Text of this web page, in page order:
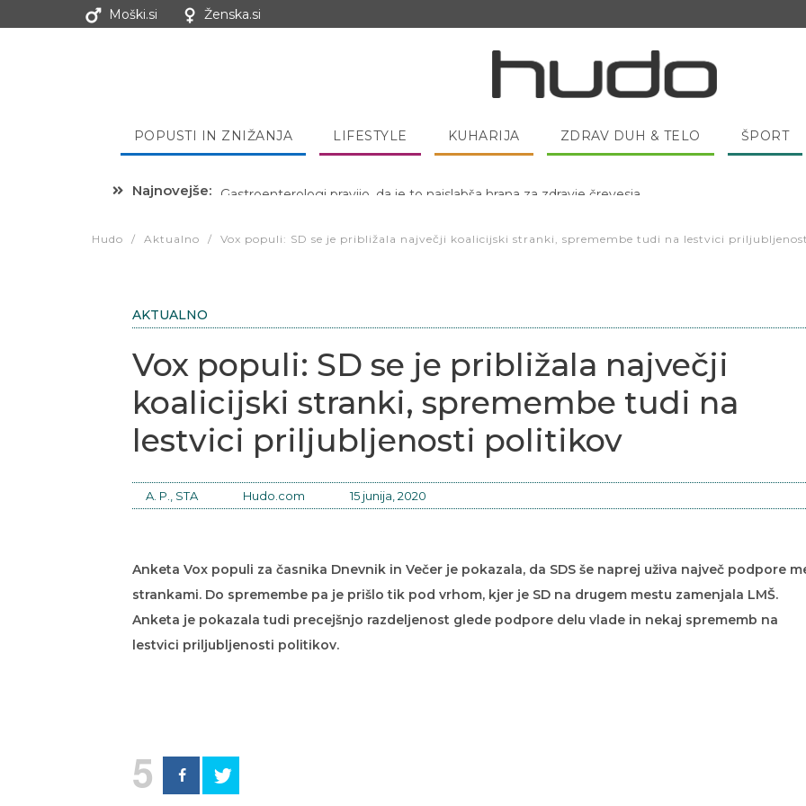
Moški.si Ženska.si
POPUSTI IN ZNIŽANJA LIFESTYLE KUHARIJA ZDRAV DUH & TELO ŠPORT
Najnovejše: Hibernacijska dieta: Zakaj je pred spanjem dobro pojesti žlico medu?
Hudo / Aktualno / Vox populi: SD se je približala največji koalicijski stranki, spremembe tudi na lestvici
AKTUALNO
Vox populi: SD se je približala največji
koalicijski stranki, spremembe tudi na
lestvici priljubljenosti politikov
A. P., STA Hudo.com 15 junija, 2020
Anketa Vox populi za časnika Dnevnik in Večer je pokazala, da SDS še naprej uživa največ podpore
strankami. Do spremembe pa je prišlo tik pod vrhom, kjer je SD na drugem mestu zamenjala LMŠ.
Anketa je pokazala tudi precejšnjo razdeljenost glede podpore delu vlade in nekaj sprememb na
lestvici priljubljenosti politikov.
5